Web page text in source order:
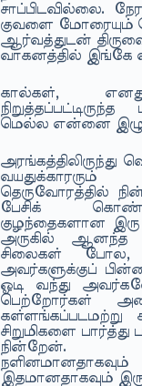
சாப்பிடவில்லை.
குவளை மோரையும்
ஆர்வத்துடன்
வாகனத்தில் இங்கே
கால்கள்,
மெல்ல என்னை
அரங்கத்திலிருந்து
தெருவோரத்தில்
பேசிக்
குழந்தைகளான இரு
அருகில் ஆனந்த
சிலைகள் போல,
அவர்களுக்குப்
ஓடி வந்து
பெற்றோர்கள்
சிறுமிகளை
நின்றேன்.
இதமானதாகவும்